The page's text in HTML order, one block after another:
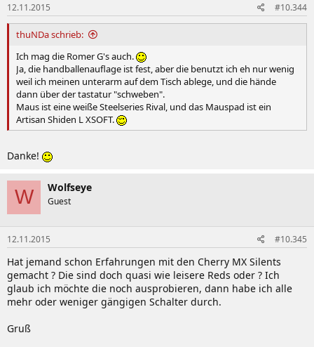
12.11.2015 #10.344
thuNDa schrieb:
Ich mag die Romer G's auch.
Ja, die handballenauflage ist fest, aber die benutzt ich eh nur wenig
weil ich meinen unterarm auf dem Tisch ablege, und die hände
dann über der tastatur "schweben".
Maus ist eine weiße Steelseries Rival, und das Mauspad ist ein
Artisan Shiden L XSOFT.
Danke!
W Wolfseye
Guest
12.11.2015 #10.345
Hat jemand schon Erfahrungen mit den Cherry MX Silents
gemacht ? Die sind doch quasi wie leisere Reds oder ? Ich
glaub ich möchte die noch ausprobieren, dann habe ich alle
mehr oder weniger gängigen Schalter durch.
Gruß